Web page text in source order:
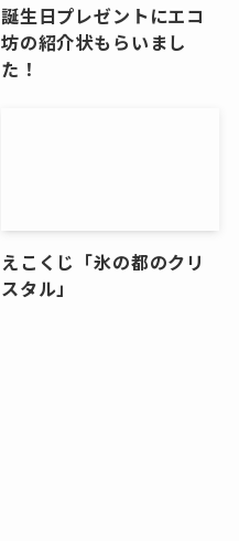
誕生日プレゼントにエコ
坊の紹介状もらいまし
た！
えこくじ「氷の都のクリ
スタル」